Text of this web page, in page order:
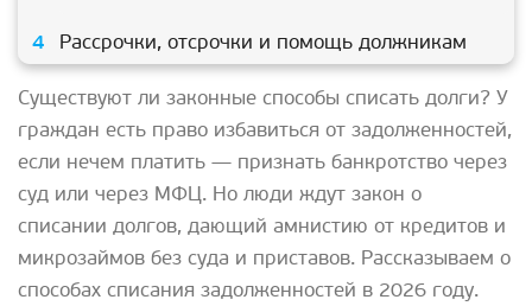
Рассрочки, отсрочки и помощь должникам
Существуют ли законные способы списать долги? У
граждан есть право избавиться от задолженностей,
если нечем платить — признать банкротство через
суд или через МФЦ. Но люди ждут закон о
списании долгов, дающий амнистию от кредитов и
микрозаймов без суда и приставов. Рассказываем о
способах списания задолженностей в 2026 году.